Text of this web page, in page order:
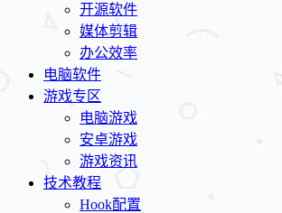
开源软件
媒体剪辑
办公效率
电脑软件
游戏专区
电脑游戏
安卓游戏
游戏资讯
技术教程
Hook配置